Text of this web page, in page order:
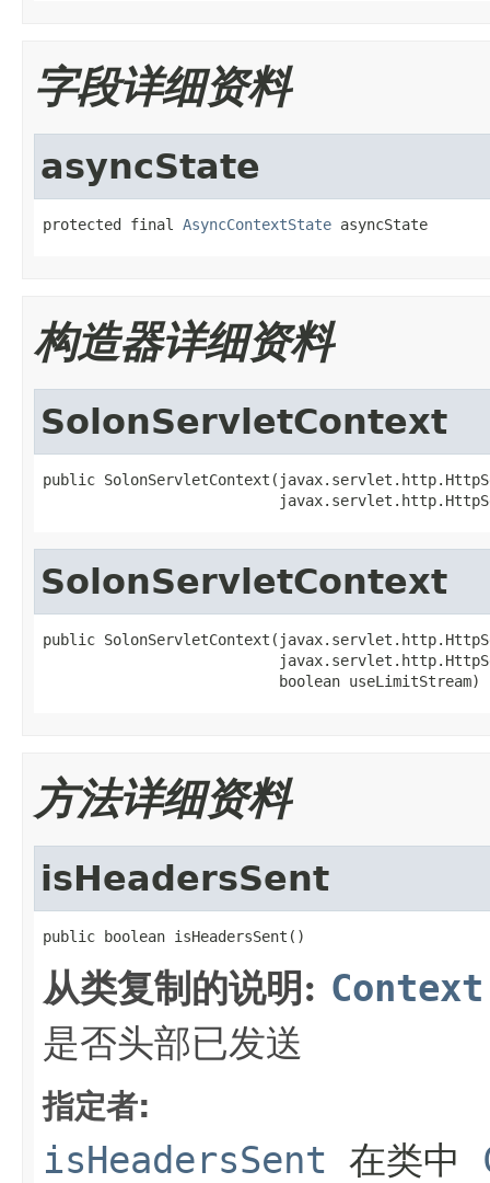
字段详细资料
asyncState
protected final AsyncContextState asyncState
构造器详细资料
SolonServletContext
public
SolonServletContext
public
                           boolean useLimitStream)
方法详细资料
isHeadersSent
public boolean isHeadersSent()
从类复制的说明: Context
是否头部已发送
指定者:
isHeadersSent 在类中